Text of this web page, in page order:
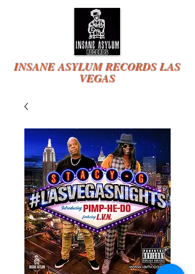
INSANE ASYLUM RECORDS LAS
VEGAS